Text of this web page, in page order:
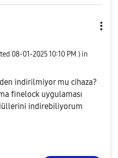
‎08-01-202510:10 PM ) in
indirilmiyor mu cihaza?
finelock uygulaması
indirebiliyorum